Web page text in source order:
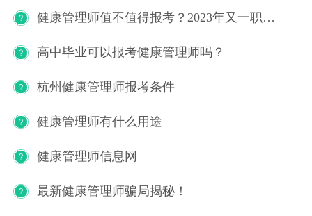
健康管理师值不值得报考？2023年又一职业技能等级证书重磅人才政策发布！
高中毕业可以报考健康管理师吗？
杭州健康管理师报考条件
健康管理师有什么用途
健康管理师信息网
最新健康管理师骗局揭秘！